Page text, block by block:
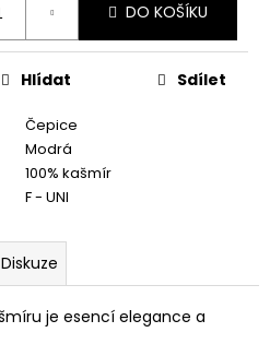
DO KOŠÍKU
Čepice
Modrá
100% kašmír
F - UNI
Hlídat Sdílet
Diskuze
je esencí elegance a